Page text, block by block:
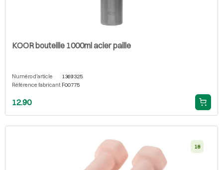
KOOR bouteille 1000ml acier paille
Numéro d'article
1369325
Référence fabricant F00775
12.90
18